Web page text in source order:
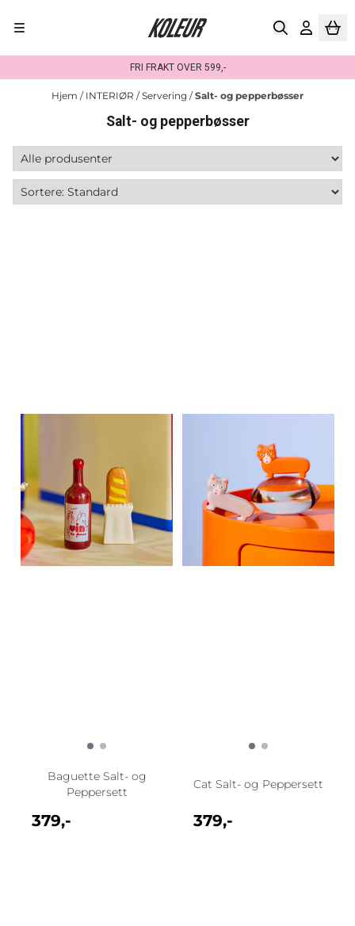
FRI FRAKT OVER 599,-
Hjem / INTERIØR /Servering /Salt- og pepperbøsser
Salt- og pepperbøsser
Baguette Salt- og
Peppersett
379,-
Cat Salt- og Peppersett
379,-